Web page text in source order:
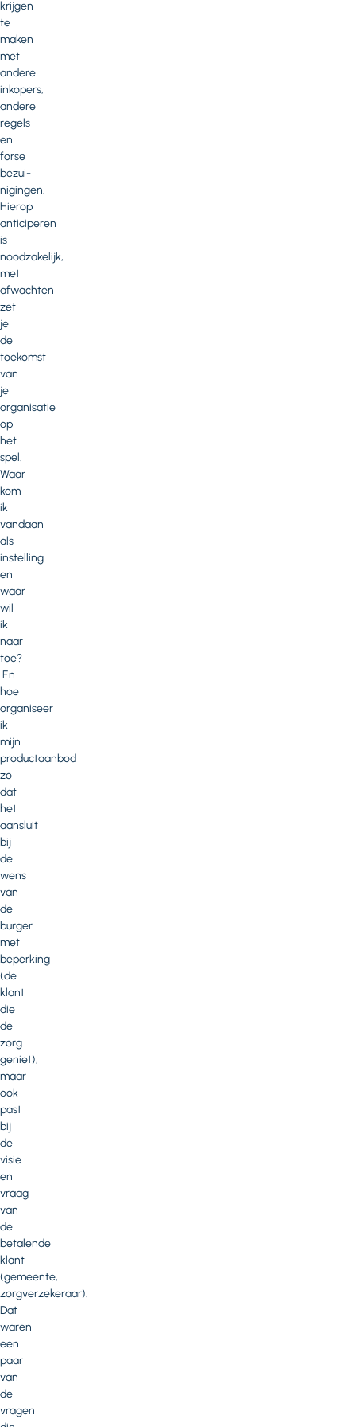
krijgen
te
maken
met
andere
inkopers,
andere
regels
en
forse
bezui­
nigingen.
Hierop
anticiperen
is
noodzakelijk,
met
afwachten
zet
je
de
toekomst
van
je
organisatie
op
het
spel.
Waar
kom
ik
vandaan
als
instelling
en
waar
wil
ik
naar
toe?
En
hoe
organiseer
ik
mijn
productaanbod
zo
dat
het
aansluit
bij
de
wens
van
de
burger
met
beperking
(de
klant
die
de
zorg
geniet),
maar
ook
past
bij
de
visie
en
vraag
van
de
betalende
klant
(gemeente,
zorgverzekeraar).
Dat
waren
een
paar
van
de
vragen